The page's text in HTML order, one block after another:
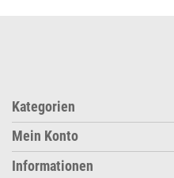
Kategorien
Mein Konto
Informationen